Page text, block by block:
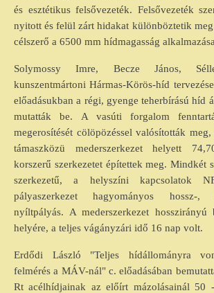
és esztétikus felsővezeték. Felsővezeték
nyitott és felül zárt hidakat különböztetik
célszerő a 6500 mm hídmagasság
Solymossy Imre, Becze János,
kunszentmártoni Hármas-Körös-híd
előadásukban a régi, gyenge teherbírású híd
mutatták be. A vasúti forgalom
megerosítését cölöpözéssel valósították
támaszközü mederszerkezet helyett
korszerű szerkezetet építettek meg. Mindkét
szerkezetű, a helyszíni kapcsolatok
pályaszerkezet hagyományos hossz-,
nyíltpályás. A mederszerkezet hosszirányú
helyére, a teljes vágányzári idő 16 nap volt.
Erdődi László "Teljes hídállományra
felmérés a MÁV-nál" c. előadásában
Rt acélhídjainak az előírt mázolásainál 50